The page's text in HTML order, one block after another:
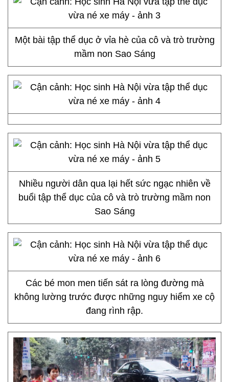
Một bài tập thể dục ở vỉa hè của cô và trò trường
mầm non Sao Sáng
Nhiều người dân qua lại hết sức ngạc nhiên về
buổi tập thể dục của cô và trò trường mầm non
Sao Sáng
Các bé mon men tiến sát ra lòng đường mà
không lường trước được những nguy hiểm xe cộ
đang rình rập.